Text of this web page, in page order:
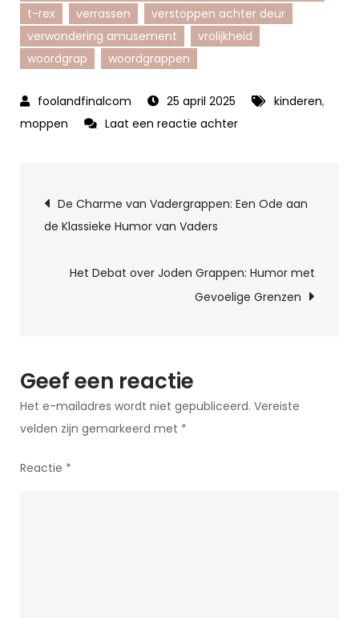
t-rex
verrassen
verstoppen achter deur
verwondering amusement
vrolijkheid
woordgrap
woordgrappen
25 april 2025 kinderen,
moppen
Laat een reactie achterop
Grapjes
Plezier
en
Berichtnavigatie
De Charme van Vadergrappen: Een Ode aan
de Klassieke Humor van Vaders
Het Debat over Joden Grappen: Humor met
Gevoelige Grenzen
Geef een reactie
Het e-mailadres wordt niet gepubliceerd. Vereiste
velden zijn gemarkeerd met *
Reactie *